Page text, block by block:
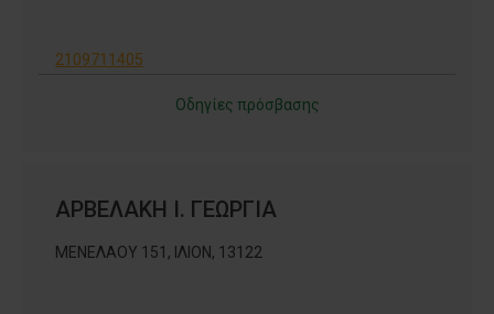
2109711405
Οδηγίες πρόσβασης
ΑΡΒΕΛΑΚΗ Ι. ΓΕΩΡΓΙΑ
ΜΕΝΕΛΑΟΥ 151, ΙΛΙΟΝ, 13122